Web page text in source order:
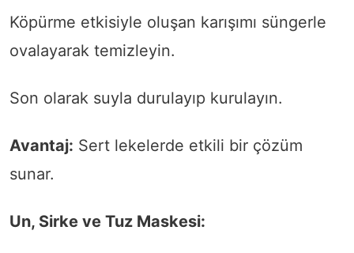
Köpürme etkisiyle oluşan karışımı süngerle
ovalayarak temizleyin.
Son olarak suyla durulayıp kurulayın.
Avantaj: Sert lekelerde etkili bir çözüm
sunar.
Un, Sirke ve Tuz Maskesi: